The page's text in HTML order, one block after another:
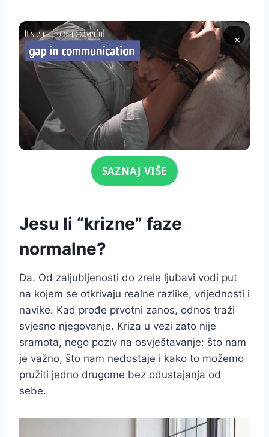
×
Click for soundSAZNAJ VIŠE
Jesu li “krizne” faze
normalne?
Da. Od zaljubljenosti do zrele ljubavi vodi put
na kojem se otkrivaju realne razlike, vrijednosti i
navike. Kad prođe prvotni zanos, odnos traži
svjesno njegovanje. Kriza u vezi zato nije
sramota, nego poziv na osvještavanje: što nam
je važno, što nam nedostaje i kako to možemo
pružiti jedno drugome bez odustajanja od
sebe.